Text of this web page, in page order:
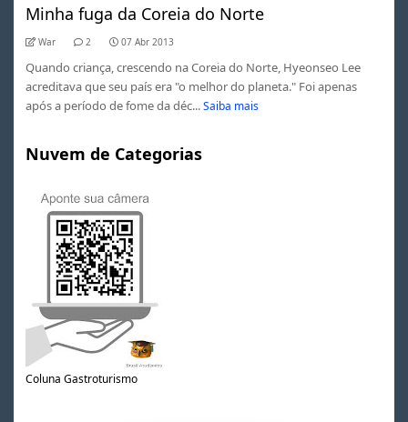
Minha fuga da Coreia do Norte
War 2 07 Abr 2013
Quando criança, crescendo na Coreia do Norte, Hyeonseo Lee
acreditava que seu país era "o melhor do planeta." Foi apenas
após a período de fome da déc... Saiba mais
Nuvem de Categorias
Coluna Gastroturismo